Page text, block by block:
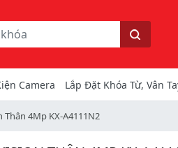
Tìm kiếm
Camera Lắp Đặt Khóa Từ, Vân
Thân 4Mp KX-A4111N2